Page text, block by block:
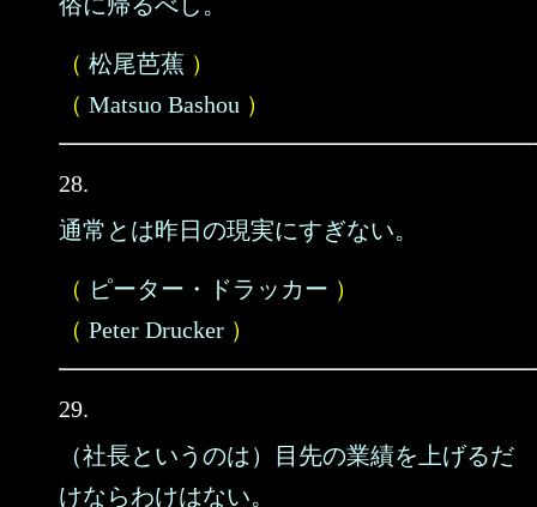
（ 松尾芭蕉 ）
（ Matsuo Bashou ）
28.
通常とは昨日の現実にすぎない。
（ ピーター・ドラッカー ）
（ Peter Drucker ）
29.
（社長というのは）目先の業績を上げるだ
けならわけはない。